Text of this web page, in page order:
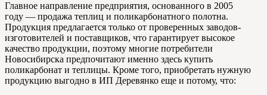
Главное направление предприятия, основанного в 2005
году — продажа теплиц и поликарбонатного полотна.
Продукция предлагается только от проверенных заводов-
изготовителей и поставщиков, что гарантирует высокое
качество продукции, поэтому многие потребители
Новосибирска предпочитают именно здесь купить
поликарбонат и теплицы. Кроме того, приобретать нужную
продукцию выгодно в ИП Деревянко еще и потому, что: